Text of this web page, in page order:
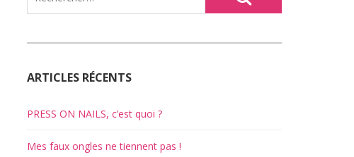
ARTICLES RÉCENTS
PRESS ON NAILS, c’est quoi ?
Mes faux ongles ne tiennent pas !